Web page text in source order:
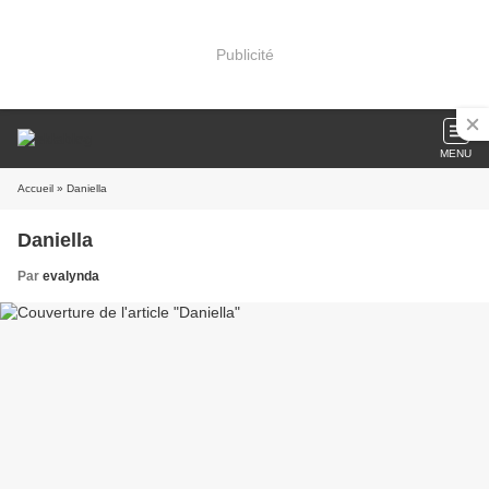
Publicité
MENU
Accueil » Daniella
Daniella
Par evalynda